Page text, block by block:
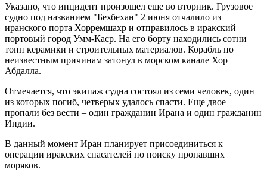
Указано, что инцидент произошел еще во вторник. Грузовое
судно под названием "Бехбехан" 2 июня отчалило из
иранского порта Хорремшахр и отправилось в иракский
портовый город Умм-Каср. На его борту находились сотни
тонн керамики и строительных материалов. Корабль по
неизвестным причинам затонул в морском канале Хор
Абдалла.
Отмечается, что экипаж судна состоял из семи человек, один
из которых погиб, четверых удалось спасти. Еще двое
пропали без вести – один гражданин Ирана и один гражданин
Индии.
В данный момент Иран планирует присоединиться к
операции иракских спасателей по поиску пропавших
моряков.